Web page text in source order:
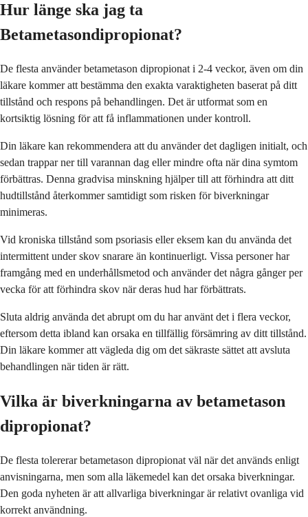
Hur länge ska jag ta
Betametasondipropionat?
De flesta använder betametason dipropionat i 2-4 veckor, även om din
läkare kommer att bestämma den exakta varaktigheten baserat på ditt
tillstånd och respons på behandlingen. Det är utformat som en
kortsiktig lösning för att få inflammationen under kontroll.
Din läkare kan rekommendera att du använder det dagligen initialt, och
sedan trappar ner till varannan dag eller mindre ofta när dina symtom
förbättras. Denna gradvisa minskning hjälper till att förhindra att ditt
hudtillstånd återkommer samtidigt som risken för biverkningar
minimeras.
Vid kroniska tillstånd som psoriasis eller eksem kan du använda det
intermittent under skov snarare än kontinuerligt. Vissa personer har
framgång med en underhållsmetod och använder det några gånger per
vecka för att förhindra skov när deras hud har förbättrats.
Sluta aldrig använda det abrupt om du har använt det i flera veckor,
eftersom detta ibland kan orsaka en tillfällig försämring av ditt tillstånd.
Din läkare kommer att vägleda dig om det säkraste sättet att avsluta
behandlingen när tiden är rätt.
Vilka är biverkningarna av betametason
dipropionat?
De flesta tolererar betametason dipropionat väl när det används enligt
anvisningarna, men som alla läkemedel kan det orsaka biverkningar.
Den goda nyheten är att allvarliga biverkningar är relativt ovanliga vid
korrekt användning.